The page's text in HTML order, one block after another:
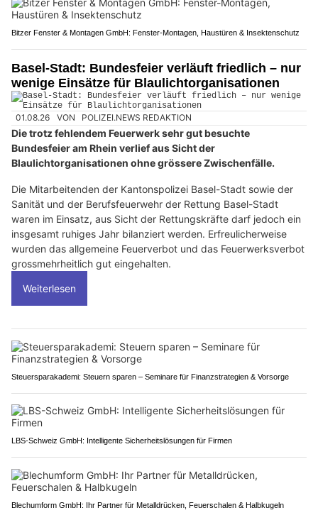
Bitzer Fenster & Montagen GmbH: Fenster-Montagen, Haustüren & Insektenschutz
Basel-Stadt: Bundesfeier verläuft friedlich – nur
wenige Einsätze für Blaulichtorganisationen
01.08.26 VON POLIZEI.NEWS REDAKTION
Die trotz fehlendem Feuerwerk sehr gut besuchte
Bundesfeier am Rhein verlief aus Sicht der
Blaulichtorganisationen ohne grössere Zwischenfälle.
Die Mitarbeitenden der Kantonspolizei Basel-Stadt sowie der
Sanität und der Berufsfeuerwehr der Rettung Basel-Stadt
waren im Einsatz, aus Sicht der Rettungskräfte darf jedoch ein
insgesamt ruhiges Jahr bilanziert werden. Erfreulicherweise
wurden das allgemeine Feuerverbot und das Feuerwerksverbot
grossmehrheitlich gut eingehalten.
Weiterlesen
Steuersparakademi: Steuern sparen – Seminare für Finanzstrategien & Vorsorge
LBS-Schweiz GmbH: Intelligente Sicherheitslösungen für Firmen
Blechumform GmbH: Ihr Partner für Metalldrücken, Feuerschalen & Halbkugeln